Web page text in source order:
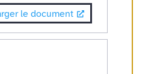
le document